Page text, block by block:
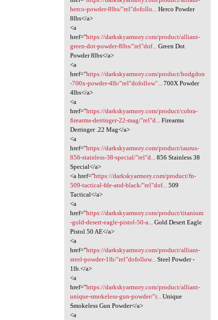
herco-powder-8lbs/"rel"dofollo...Herco Powder
8lbs</a>
<a
href="https://darkskyarmory.com/product/alliant-
green-dot-powder-8lbs/"rel"dof...Green Dot
Powder 8lbs</a>
<a
href="https://darkskyarmory.com/product/hodgdon
-700x-powder-4lb/"rel"dofollow"...700X Powder
4lbs</a>
<a
href="https://darkskyarmory.com/product/cobra-
firearms-derringer-22-mag/"rel"d...Firearms
Derringer .22 Mag</a>
<a
href="https://darkskyarmory.com/product/taurus-
856-stainless-38-special/"rel"d...856 Stainless 38
Special</a>
<a href="https://darkskyarmory.com/product/fn-
509-tactical-fde-and-black/"rel"dof...509
Tactical</a>
<a
href="https://darkskyarmory.com/product/titanium
-gold-desert-eagle-pistol-50-a...Gold Desert Eagle
Pistol 50 AE</a>
<a
href="https://darkskyarmory.com/product/alliant-
steel-powder-1lb/"rel"dofollow...Steel Powder -
1lb.</a>
<a
href="https://darkskyarmory.com/product/alliant-
unique-smokeless-gun-powder/"r...Unique
Smokeless Gun Powder</a>
<a